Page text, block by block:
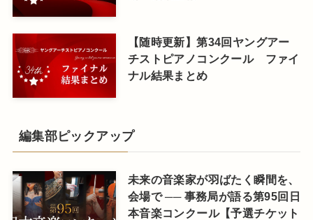
【随時更新】第34回ヤングアー
チストピアノコンクール ファイ
ナル結果まとめ
編集部ピックアップ
未来の音楽家が羽ばたく瞬間を、
会場で ── 事務局が語る第95回日
本音楽コンクール【予選チケット